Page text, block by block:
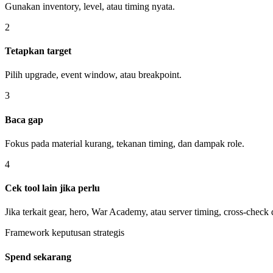
Gunakan inventory, level, atau timing nyata.
2
Tetapkan target
Pilih upgrade, event window, atau breakpoint.
3
Baca gap
Fokus pada material kurang, tekanan timing, dan dampak role.
4
Cek tool lain jika perlu
Jika terkait gear, hero, War Academy, atau server timing, cross-check
Framework keputusan strategis
Spend sekarang